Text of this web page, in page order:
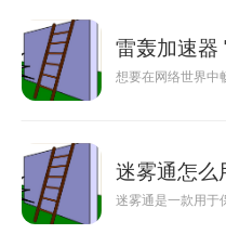
雷轰加速器
想要在网络世界中
迷雾通怎么
迷雾通是一款用于